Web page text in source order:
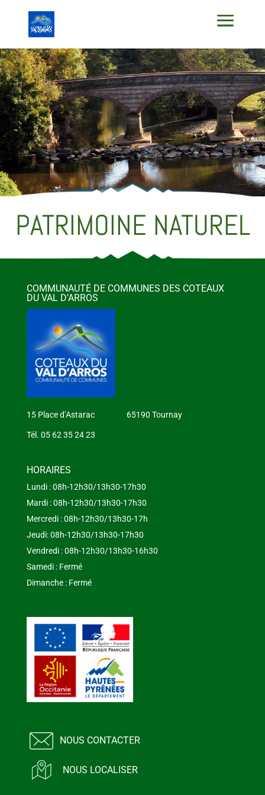
PATRIMOINE NATUREL
COMMUNAUTÉ DE COMMUNES DES COTEAUX
DU VAL D’ARROS
15 Place d’Astarac 65190 Tournay
Tél. 05 62 35 24 23
HORAIRES
Lundi : 08h-12h30/13h30-17h30
Mardi : 08h-12h30/13h30-17h30
Mercredi : 08h-12h30/13h30-17h
Jeudi: 08h-12h30/13h30-17h30
Vendredi : 08h-12h30/13h30-16h30
Samedi : Fermé
Dimanche : Fermé
NOUS CONTACTER
NOUS LOCALISER